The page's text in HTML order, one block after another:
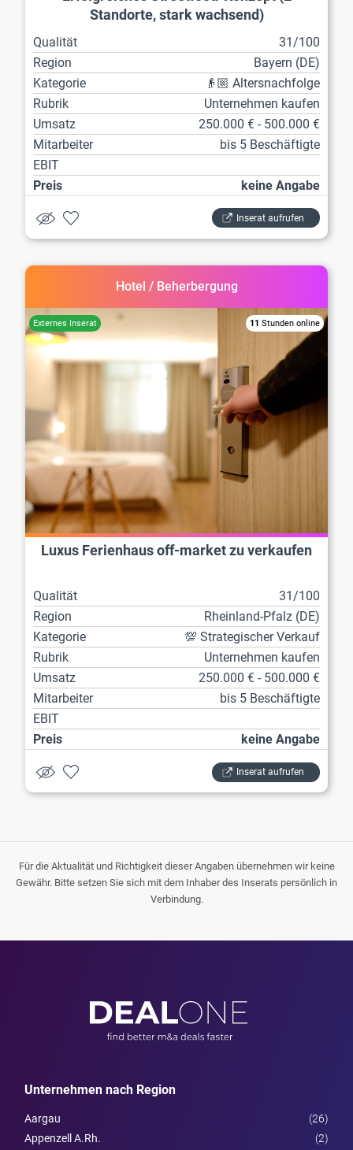
Standorte, stark wachsend)
Qualität
31/100
Region
Bayern (DE)
Kategorie
👴🏼 Altersnachfolge
Rubrik
Unternehmen kaufen
Umsatz
250.000 € - 500.000 €
Mitarbeiter
bis 5 Beschäftigte
EBIT
Preis
keine Angabe
Inserat aufrufen
Hotel / Beherbergung
11 Stunden online
Luxus Ferienhaus off-market zu verkaufen
Qualität
31/100
Region
Rheinland-Pfalz (DE)
Kategorie
💯 Strategischer Verkauf
Rubrik
Unternehmen kaufen
Umsatz
250.000 € - 500.000 €
Mitarbeiter
bis 5 Beschäftigte
EBIT
Preis
keine Angabe
Inserat aufrufen
Für die Aktualität und Richtigkeit dieser Angaben übernehmen wir keine
Gewähr. Bitte setzen Sie sich mit dem Inhaber des Inserats persönlich in
Verbindung.
Unternehmen nach Region
Aargau
(26)
Appenzell A.Rh.
(2)